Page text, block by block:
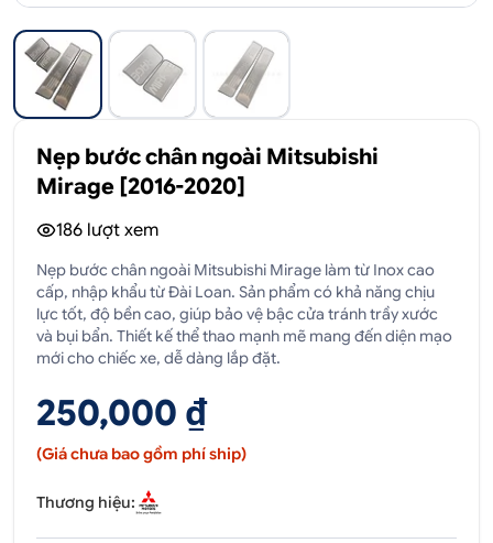
Nẹp bước chân ngoài Mitsubishi
Mirage [2016-2020]
186 lượt xem
Nẹp bước chân ngoài Mitsubishi Mirage làm từ Inox cao
cấp, nhập khẩu từ Đài Loan. Sản phẩm có khả năng chịu
lực tốt, độ bền cao, giúp bảo vệ bậc cửa tránh trầy xước
và bụi bẩn. Thiết kế thể thao mạnh mẽ mang đến diện mạo
mới cho chiếc xe, dễ dàng lắp đặt.
250,000 ₫
(Giá chưa bao gồm phí ship)
Thương hiệu: